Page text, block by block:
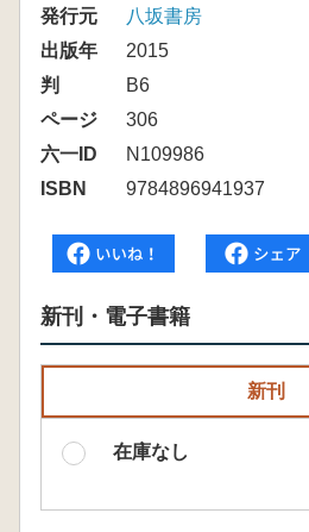
発行元
八坂書房
出版年
2015
判
B6
ページ
306
六一ID
N109986
ISBN
9784896941937
新刊・電子書籍
新刊
在庫なし